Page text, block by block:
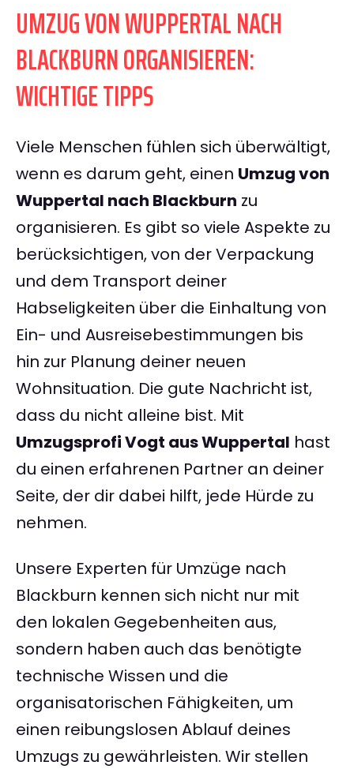
UMZUG VON WUPPERTAL NACH
BLACKBURN ORGANISIEREN:
WICHTIGE TIPPS
Viele Menschen fühlen sich überwältigt,
wenn es darum geht, einen Umzug von
Wuppertal nach Blackburn zu
organisieren. Es gibt so viele Aspekte zu
berücksichtigen, von der Verpackung
und dem Transport deiner
Habseligkeiten über die Einhaltung von
Ein- und Ausreisebestimmungen bis
hin zur Planung deiner neuen
Wohnsituation. Die gute Nachricht ist,
dass du nicht alleine bist. Mit
Umzugsprofi Vogt aus Wuppertal hast
du einen erfahrenen Partner an deiner
Seite, der dir dabei hilft, jede Hürde zu
nehmen.
Unsere Experten für Umzüge nach
Blackburn kennen sich nicht nur mit
den lokalen Gegebenheiten aus,
sondern haben auch das benötigte
technische Wissen und die
organisatorischen Fähigkeiten, um
einen reibungslosen Ablauf deines
Umzugs zu gewährleisten. Wir stellen